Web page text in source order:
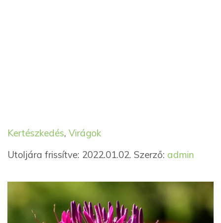
Kategória
Kertészkedés, VirágokCímkék
Utoljára frissítve: 2022.01.02. Szerző: admin